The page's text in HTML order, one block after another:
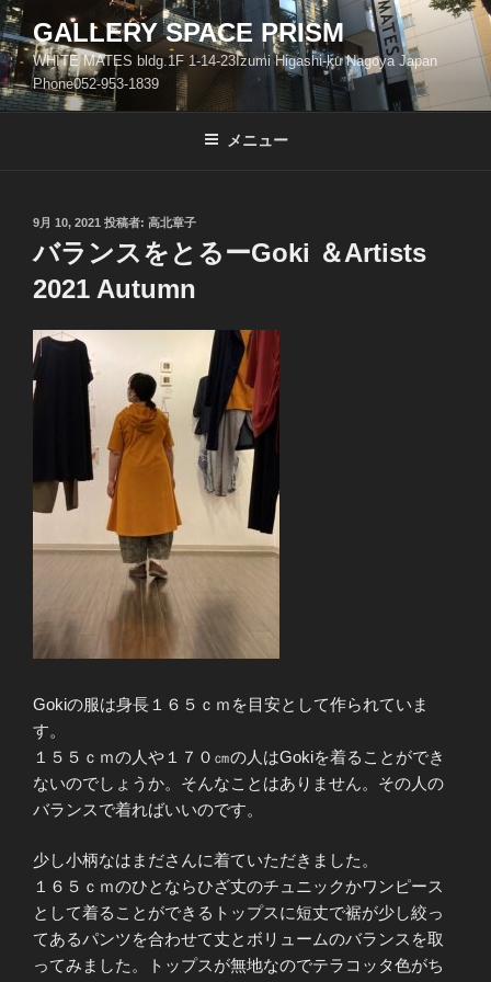
コ
ン
テ
ン
ツ
GALLERY SPACE PRISM
WHITE MATES bldg.1F 1-14-23Izumi Higashi-ku Nagoya Japan
Phone052-953-1839
メニュー
投
日:
9月 10, 2021 投稿者: 高北章子
バランスをとるーGoki ＆Artists
2021 Autumn
Gokiの服は身長１６５ｃｍを目安として作られていま
す。
１５５ｃｍの人や１７０㎝の人はGokiを着ることができ
ないのでしょうか。そんなことはありません。その人の
バランスで着ればいいのです。
少し小柄なはまださんに着ていただきました。
１６５ｃｍのひとならひざ丈のチュニックかワンピース
として着ることができるトップスに短丈で裾が少し絞っ
てあるパンツを合わせて丈とボリュームのバランスを取
ってみました。トップスが無地なのでテラコッタ色がち